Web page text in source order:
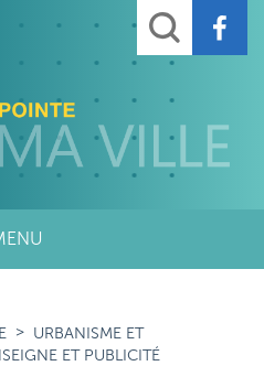
Rechercher
URBANISME ET
ET PUBLICITÉ